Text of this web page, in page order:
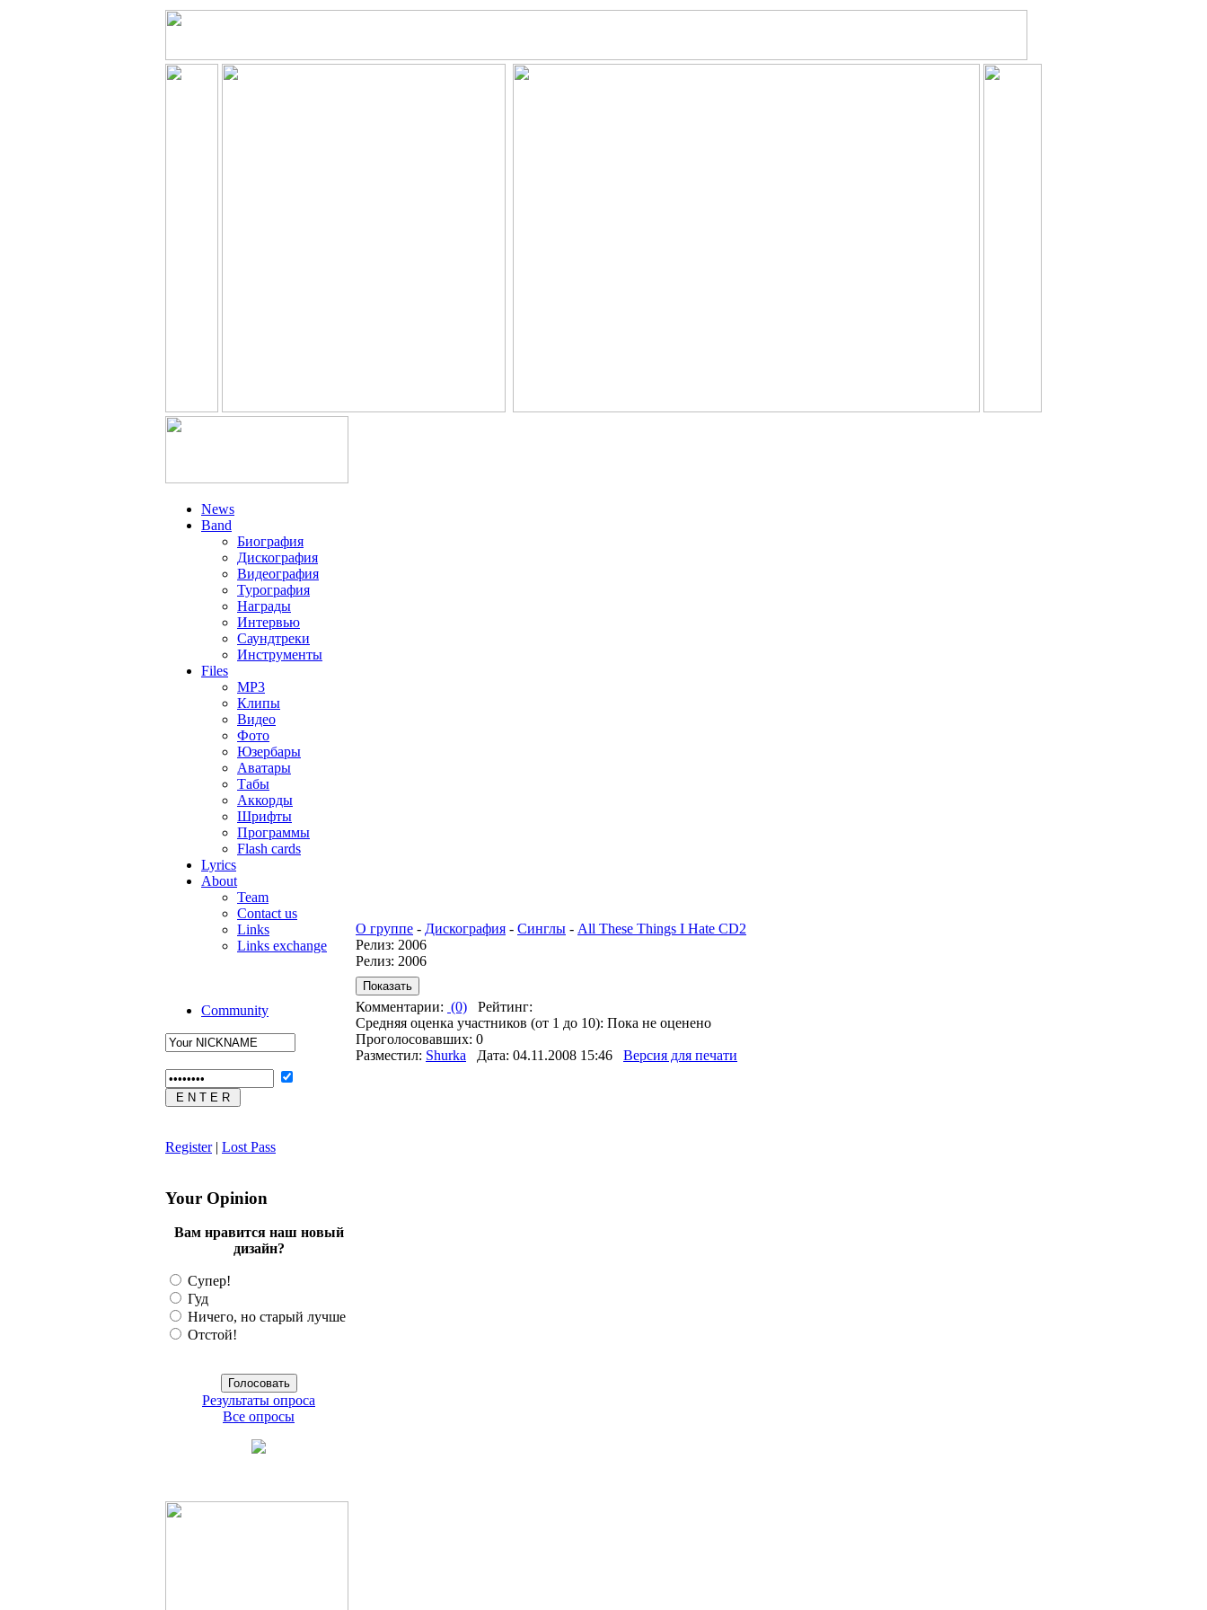
News
Band
Биография
Дискография
Видеография
Турография
Награды
Интервью
Саундтреки
Инструменты
Files
MP3
Клипы
Видео
Фото
Юзербары
Аватары
Табы
Аккорды
Шрифты
Программы
Flash cards
Lyrics
About
Team
Contact us
Links
Links exchange
Community
Register| Lost Pass
Your Opinion
Вам нравится наш новый
дизайн?
Супер!
Гуд
Ничего, но старый лучше
Отстой!
Результаты опроса
Все опросы
О группе - Дискография - Синглы - All These Things I Hate CD2
Релиз: 2006
Релиз: 2006
Комментарии: (0) Рейтинг:
Средняя оценка участников (от 1 до 10): Пока не оценено
Проголосовавших: 0
Разместил: Shurka Дата: 04.11.2008 15:46 Версия для печати